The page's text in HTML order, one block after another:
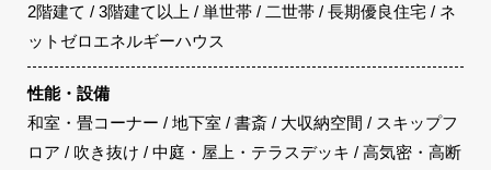
2階建て / 3階建て以上 / 単世帯 / 二世帯 / 長期優良住宅 / ネ
ットゼロエネルギーハウス
性能・設備
和室・畳コーナー / 地下室 / 書斎 / 大収納空間 / スキップフ
ロア / 吹き抜け / 中庭・屋上・テラスデッキ / 高気密・高断